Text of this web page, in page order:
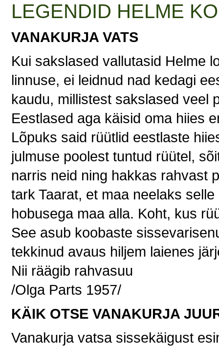
LEGENDID HELME
VANAKURJA VATS
Kui sakslased vallutasid Helme
linnuse, ei leidnud nad kedagi
kaudu, millistest sakslased veel
Eestlased aga käisid oma hiies
Lõpuks said rüütlid eestlaste
julmuse poolest tuntud rüütel,
narris neid ning hakkas rahvast
tark Taarat, et maa neelaks
hobusega maa alla. Koht, kus
See asub koobaste
tekkinud avaus hiljem laienes
Nii räägib rahvasuu
/Olga Parts 1957/
KÄIK OTSE VANAKURJA
Vanakurja vatsa sissekäigust